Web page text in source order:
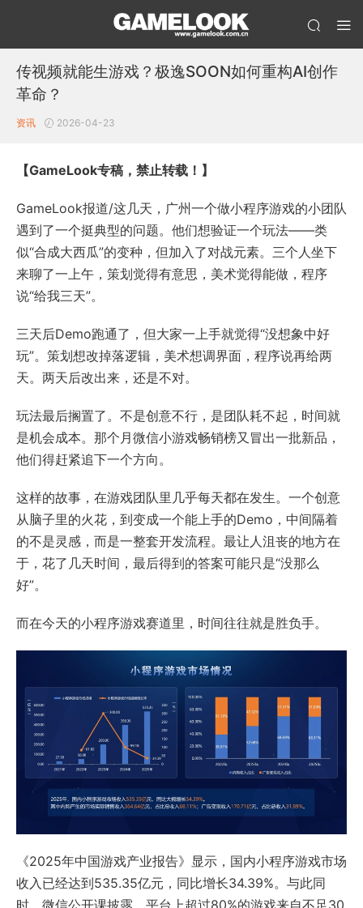
传视频就能生游戏？极逸SOON如何重构AI创作
革命？
资讯 2026-04-23
【GameLook专稿，禁止转载！】
GameLook报道/这几天，广州一个做小程序游戏的小团队
遇到了一个挺典型的问题。他们想验证一个玩法——类
似“合成大西瓜”的变种，但加入了对战元素。三个人坐下
来聊了一上午，策划觉得有意思，美术觉得能做，程序
说“给我三天”。
三天后Demo跑通了，但大家一上手就觉得“没想象中好
玩”。策划想改掉落逻辑，美术想调界面，程序说再给两
天。两天后改出来，还是不对。
玩法最后搁置了。不是创意不行，是团队耗不起，时间就
是机会成本。那个月微信小游戏畅销榜又冒出一批新品，
他们得赶紧追下一个方向。
这样的故事，在游戏团队里几乎每天都在发生。一个创意
从脑子里的火花，到变成一个能上手的Demo，中间隔着
的不是灵感，而是一整套开发流程。最让人沮丧的地方在
于，花了几天时间，最后得到的答案可能只是“没那么
好”。
而在今天的小程序游戏赛道里，时间往往就是胜负手。
《2025年中国游戏产业报告》显示，国内小程序游戏市场
收入已经达到535.35亿元，同比增长34.39%。与此同
时，微信公开课披露，平台上超过80%的游戏来自不足30